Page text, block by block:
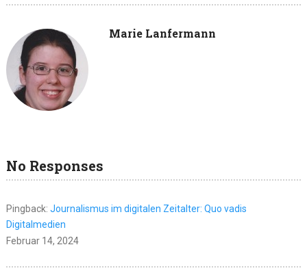
Marie Lanfermann
No Responses
Pingback: Journalismus im digitalen Zeitalter: Quo vadis
Digitalmedien
Februar 14, 2024